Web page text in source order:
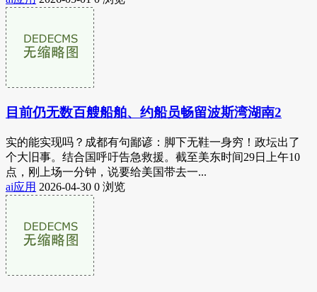
目前仍无数百艘船舶、约船员畅留波斯湾湖南2
实的能实现吗？成都有句鄙谚：脚下无鞋一身穷！政坛出了
个大旧事。结合国呼吁告急救援。截至美东时间29日上午10
点，刚上场一分钟，说要给美国带去一...
ai应用 2026-04-30 0 浏览